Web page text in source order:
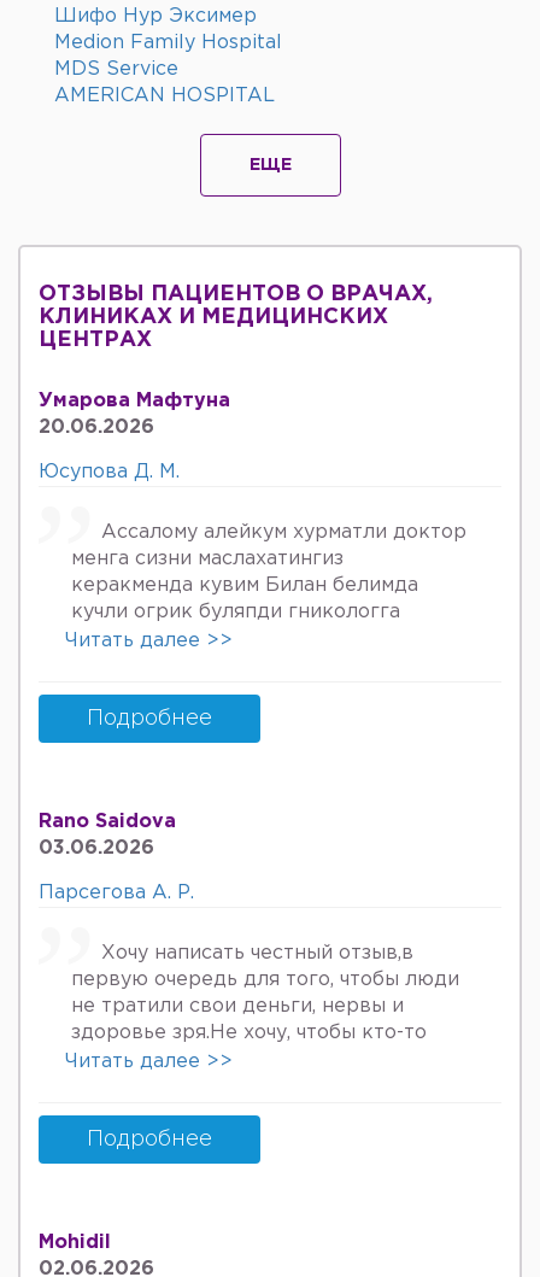
Шифо Нур Эксимер
Medion Family Hospital
MDS Service
AMERICAN HOSPITAL
ЕЩЕ
ОТЗЫВЫ ПАЦИЕНТОВ О ВРАЧАХ,
КЛИНИКАХ И МЕДИЦИНСКИХ
ЦЕНТРАХ
Умарова Мафтуна
20.06.2026
Юсупова Д. М.
Ассалому алейкум хурматли доктор
менга сизни маслахатингиз
керакменда кувим Билан белимда
кучли огрик буляпди гникологга
онкологов уролога хирурга учрадим
куйдирдик лекин фойдаси булмаяпди
охири вирус бормикин деган фикрга
келяпман шунинг учун хатто
Беринг 34га кирдим 3та фарзанди бор
хурмат Билан Мафтуна
Читать далее >>
Подробнее
Rano Saidova
03.06.2026
Парсегова А. Р.
Хочу написать честный отзыв,в
первую очередь для того, чтобы люди
не тратили свои деньги, нервы и
здоровье зря.Не хочу, чтобы кто-то
пережил то, что пережила я. Врач
врачебной этике и нормальном
человеческом отношении к людям.
Если хотите попасть в психбольницу
так унижать женщин, убивать в них
надежду, грубить и высокомерно
Читать далее >>
Подробнее
Mohidil
02.06.2026